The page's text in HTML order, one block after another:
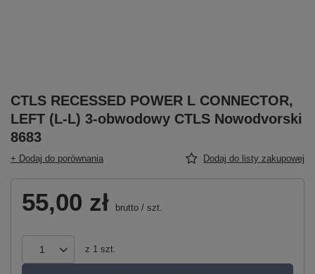
CTLS RECESSED POWER L CONNECTOR,
LEFT (L-L) 3-obwodowy CTLS Nowodvorski
8683
+ Dodaj do porównania Dodaj do listy zakupowej
55,00 zł brutto / szt.
z 1 szt.